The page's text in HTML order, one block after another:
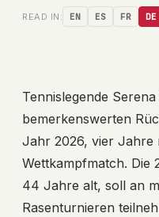
READ IN: EN ES FR DE
Tennislegende
bemerkenswerten
Jahr 2026, vier Jahre
Wettkampfmatch. Die
44 Jahre alt, soll an
Rasenturnieren